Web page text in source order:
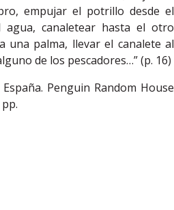
empujar el potrillo desde el
agua, canaletear hasta el otro
una palma, llevar el canalete al
de los pescadores…” (p. 16)
Penguin Random House